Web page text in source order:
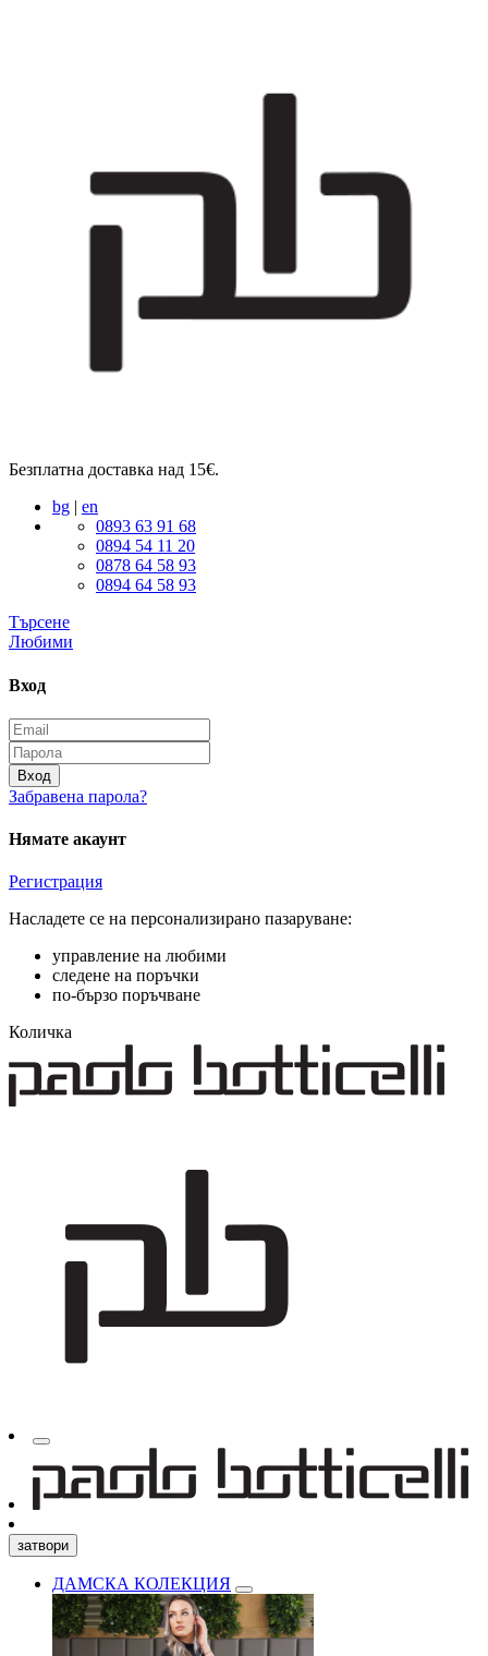
Безплатна доставка над 15€.
bg | en
0893 63 91 68
0894 54 11 20
0878 64 58 93
0894 64 58 93
Търсене
Любими
Вход
Вход
Забравена парола?
Нямате акаунт
Регистрация
Насладете се на персонализирано пазаруване:
управление на любими
следене на поръчки
по-бързо поръчване
Количка
затвори
ДАМСКА КОЛЕКЦИЯ